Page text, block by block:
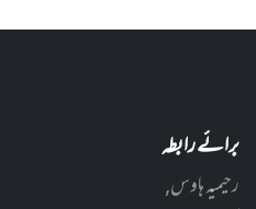
برائے رابطہ
رحیمیہ ہاوس,